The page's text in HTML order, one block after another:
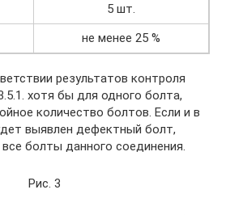
5 шт.
не менее 25 %
результатов контроля
хотя бы для одного болта,
количество болтов. Если и в
выявлен дефектный болт,
болты данного соединения.
Рис. 3